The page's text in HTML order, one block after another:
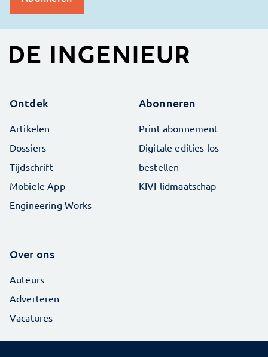
Ontdek
Artikelen
Dossiers
Tijdschrift
Mobiele App
Engineering Works
Abonneren
Print abonnement
Digitale edities los
bestellen
KIVI-lidmaatschap
Over ons
Auteurs
Adverteren
Vacatures